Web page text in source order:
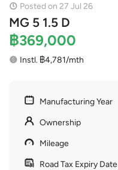
Posted on 27 Jul 26
MG 5 1.5 D
฿369,000
Instl. ฿4,781/mth
Manufacturing Year
Ownership
Mileage
Road Tax Expiry Date